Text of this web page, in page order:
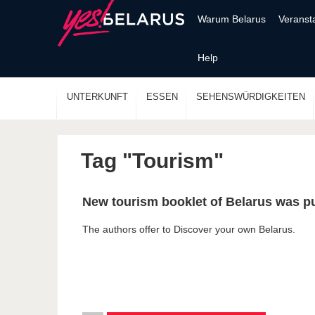
Warum Belarus
Help
UNTERKUNFT ESSEN SEHENSWÜRDIGKEITEN
Tag "Tourism"
New tourism booklet of Belarus was
The authors offer to Discover your own Belarus.